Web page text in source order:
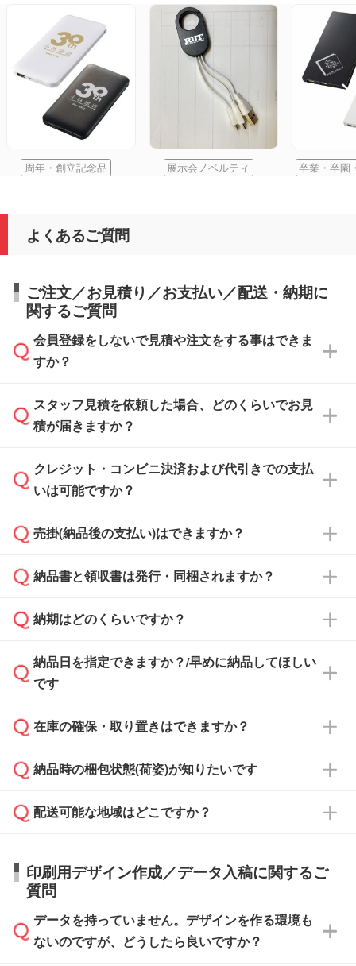
周年・創立記念品 展示会ノベルティ 卒業・卒園
よくあるご質問
ご注文／お見積り／お支払い／配送・納期に
関するご質問
会員登録をしないで見積や注文をする事はできま
すか？
可能です。見積・注文フォームにて『ゲストの
まま進む』ボタンからお進みのうえ、ご依頼く
スタッフ見積を依頼した場合、どのくらいでお見
積が届きますか？
通常、翌営業日までにお送りしております。混
雑状況によっては、お時間をいただくこともご
依頼いただいた場合は、翌営業日以降のご連絡
クレジット・コンビニ決済および代引きでの支払
いは可能ですか？
銀行振込のみのご対応となります。
売掛(納品後の支払い)はできますか？
基本的には先入金をお願いしておりますが、自
どの場合は、月末締め翌月末払いに対応可能で
また、卒業・卒園記念品で対策委員会や個人様
校や幼稚園・保育園であれば、同様の条件でご
ご希望の際は担当スタッフまでお気軽にご相談
ください。
納品書と領収書は発行・同梱されますか？
納品書・領収書は ご依頼をいただいた場合の
ず、通常はPDFデータをメール添付でお送りし
ます。
たは注文フォームの『ご注文に関する備考欄』
納期はどのくらいですか？
・印刷する場合(500個程度)
ご入金、イメージ画像の校了から約2週間～2
ご入金確認後、1～2営業日で出荷いたしま
タッフまでお問い合わせください。
ル」に注文予定日をご入力いただくと、おおよ
その締切日や出荷目安をご確認いただけます。
納品日を指定できますか？/早めに納品してほしい
です
ご希望の納期がある場合は、お問い合わせ・お
い。
応が可能かご案内いたします。
す。>>対象商品はこちら
※最短出荷日は商品によって異なります。各商
品ページにてご確認ください
在庫の確保・取り置きはできますか？
ご入金確認後に在庫を確保し、注文確定のご連
はできかねますので予めご了承ください。
納品時の梱包状態(荷姿)が知りたいです
商品によって異なります。各ページにある商品
す。(白箱、化粧箱、ブリスターパックなど)
【袋入り】 商品がひとつずつ袋に入っていま
す。(透明袋、デザイン袋など)
【個包装なし】 個包装がされていない状態で
配送可能な地域はどこですか？
日本全国へお届けが可能です。なお、海外への
直接納品は行っておりませんので予めご了承く
ださい。
印刷用デザイン作成／データ入稿に関するご
質問
データを持っていません。デザインを作る環境も
ないのですが、どうしたら良いですか？